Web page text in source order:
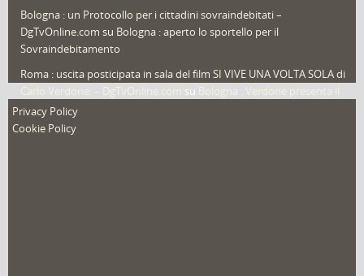
Bologna : un Protocollo per i cittadini sovraindebitati –
DgTvOnline.com su Bologna : aperto lo sportello per il
Sovraindebitamento
Roma : uscita posticipata in sala del film SI VIVE UNA VOLTA SOLA di
su
nuovo film
Privacy Policy
Cookie Policy